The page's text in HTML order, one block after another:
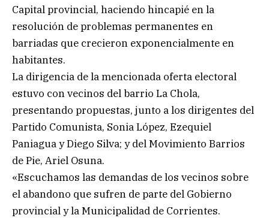
Capital provincial, haciendo hincapié en la
resolución de problemas permanentes en
barriadas que crecieron exponencialmente en
habitantes.
La dirigencia de la mencionada oferta electoral
estuvo con vecinos del barrio La Chola,
presentando propuestas, junto a los dirigentes del
Partido Comunista, Sonia López, Ezequiel
Paniagua y Diego Silva; y del Movimiento Barrios
de Pie, Ariel Osuna.
«Escuchamos las demandas de los vecinos sobre
el abandono que sufren de parte del Gobierno
provincial y la Municipalidad de Corrientes.